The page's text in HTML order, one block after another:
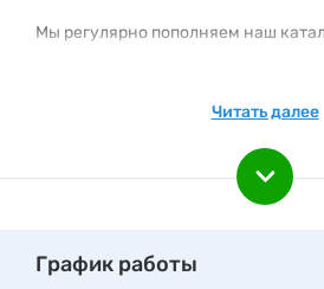
Мы регулярно пополняем наш
наших акционных предложениях и
Читать далее
График работы